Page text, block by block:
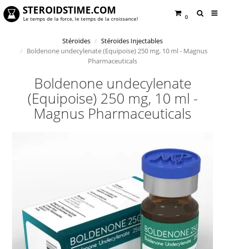
0
STEROIDSTIME.COM
Le temps de la force, le temps de la croissance!
Stéroïdes
Stéroïdes Injectables
Boldenone undecylenate (Equipoise) 250 mg, 10 ml - Magnus
Pharmaceuticals
Boldenone undecylenate
(Equipoise) 250 mg, 10 ml -
Magnus Pharmaceuticals